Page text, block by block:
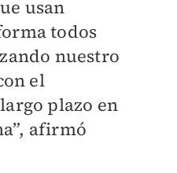
usan
todos
nuestro
el
plazo en
afirmó